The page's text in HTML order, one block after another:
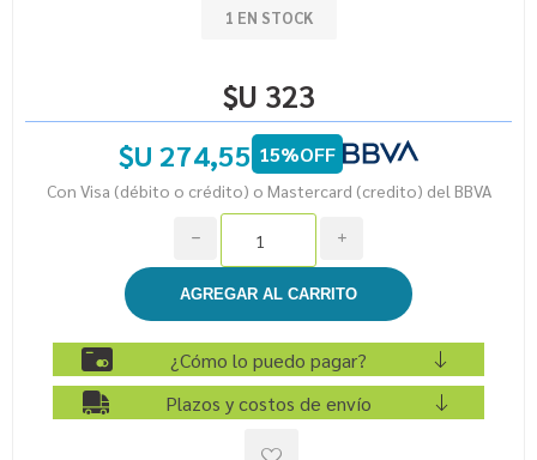
1 EN STOCK
$U 323
$U 274,55 15%OFF
Con Visa (débito o crédito) o Mastercard (credito) del BBVA
i
h
¿Cómo lo puedo pagar?
Plazos y costos de envío